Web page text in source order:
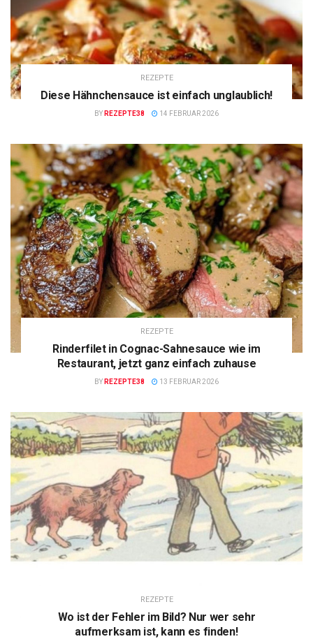
REZEPTE
Diese Hähnchensauce ist einfach unglaublich!
BY REZEPTE38 14 FEBRUAR 2026
REZEPTE
Rinderfilet in Cognac-Sahnesauce wie im
Restaurant, jetzt ganz einfach zuhause
BY REZEPTE38 13 FEBRUAR 2026
REZEPTE
Wo ist der Fehler im Bild? Nur wer sehr
aufmerksam ist, kann es finden!